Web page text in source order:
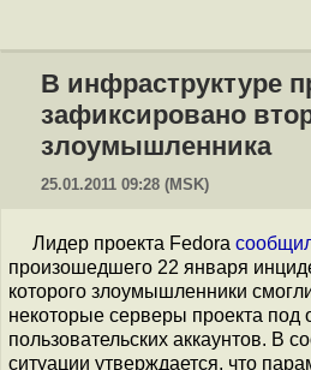
В инфраструктуре
зафиксировано
злоумышленника
25.01.2011 09:28 (MSK)
Лидер проекта Fedora
произошедшего 22 января
которого злоумышленники
некоторые серверы проекта под
пользовательских аккаунтов. В
ситуации утверждается, что